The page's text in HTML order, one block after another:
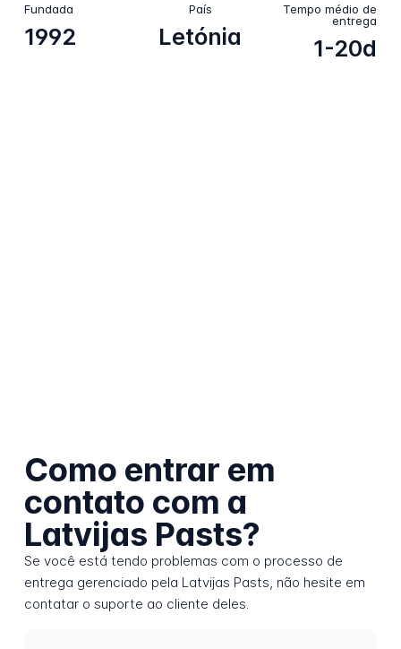
Fundada
1992
País
Letónia
Tempo médio de
entrega
1-20d
Como entrar em
contato com a
Latvijas Pasts?
Se você está tendo problemas com o processo de
entrega gerenciado pela Latvijas Pasts, não hesite em
contatar o suporte ao cliente deles.